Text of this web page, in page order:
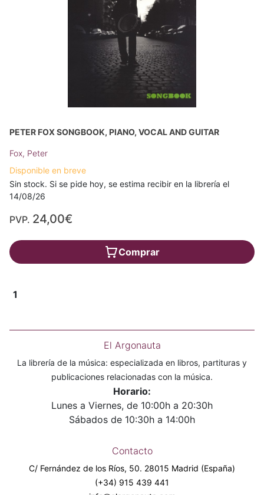
PETER FOX SONGBOOK, PIANO, VOCAL AND GUITAR
Fox, Peter
Disponible en breve
Sin stock. Si se pide hoy, se estima recibir en la librería el
14/08/26
PVP. 24,00€
Comprar
1
El Argonauta
La librería de la música: especializada en libros, partituras y
publicaciones relacionadas con la música.
Horario:
Lunes a Viernes, de 10:00h a 20:30h
Sábados de 10:30h a 14:00h
Contacto
C/ Fernández de los Ríos, 50. 28015 Madrid (España)
(+34) 915 439 441